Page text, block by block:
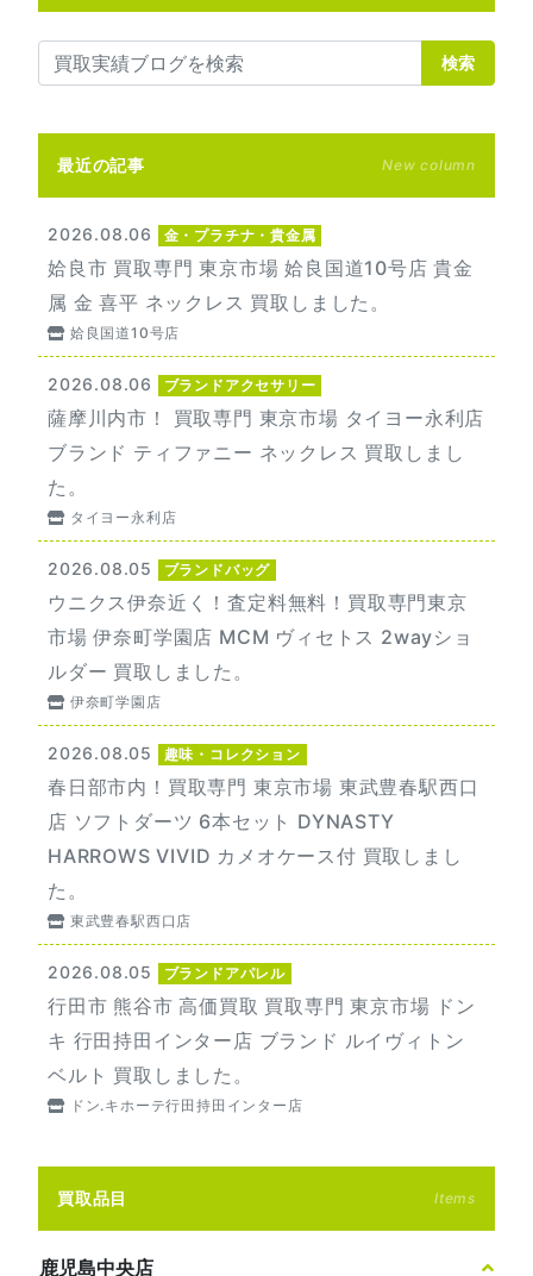
検索
最近の記事 New column
2026.08.06 金・プラチナ・貴金属
姶良市 買取専門 東京市場 姶良国道10号店 貴金
属 金 喜平 ネックレス 買取しました。
姶良国道10号店
2026.08.06 ブランドアクセサリー
薩摩川内市！ 買取専門 東京市場 タイヨー永利店
ブランド ティファニー ネックレス 買取しまし
た。
タイヨー永利店
2026.08.05 ブランドバッグ
ウニクス伊奈近く！査定料無料！買取専門東京
市場 伊奈町学園店 MCM ヴィセトス 2wayショ
ルダー 買取しました。
伊奈町学園店
2026.08.05 趣味・コレクション
春日部市内！買取専門 東京市場 東武豊春駅西口
店 ソフトダーツ 6本セット DYNASTY
HARROWS VIVID カメオケース付 買取しまし
た。
東武豊春駅西口店
2026.08.05 ブランドアパレル
行田市 熊谷市 高価買取 買取専門 東京市場 ドン
キ 行田持田インター店 ブランド ルイヴィトン
ベルト 買取しました。
ドン.キホーテ行田持田インター店
買取品目 Items
鹿児島中央店